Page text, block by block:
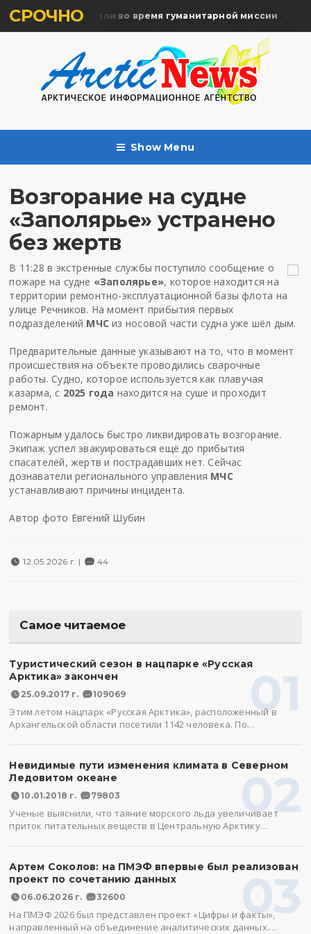
СРОЧНО
жертв почтили во время гуманитарной миссии
Show Menu
Возгорание на судне
«Заполярье» устранено
без жертв
В 11:28 в экстренные службы поступило сообщение о
пожаре на судне «Заполярье», которое находится на
территории ремонтно-эксплуатационной базы флота на
улице Речников. На момент прибытия первых
подразделений МЧС из носовой части судна уже шёл дым.
Предварительные данные указывают на то, что в момент
происшествия на объекте проводились сварочные
работы. Судно, которое используется как плавучая
казарма, с 2025 года находится на суше и проходит
ремонт.
Пожарным удалось быстро ликвидировать возгорание.
Экипаж успел эвакуироваться ещё до прибытия
спасателей, жертв и пострадавших нет. Сейчас
дознаватели регионального управления МЧС
устанавливают причины инцидента.
Автор фото Евгений Шубин
12.05.2026 г. | 44
Самое читаемое
01
Туристический сезон в нацпарке «Русская
Арктика» закончен
25.09.2017 г. 109069
Этим летом нацпарк «Русская Арктика», расположенный в
Архангельской области посетили 1142 человека. По…
02
Невидимые пути изменения климата в Северном
Ледовитом океане
10.01.2018 г. 79803
Ученые выяснили, что таяние морского льда увеличивает
приток питательных веществ в Центральную Арктику…
03
Артем Соколов: на ПМЭФ впервые был реализован
проект по сочетанию данных
06.06.2026 г. 32600
На ПМЭФ 2026 был представлен проект «Цифры и факты»,
направленный на объединение аналитических данных.…